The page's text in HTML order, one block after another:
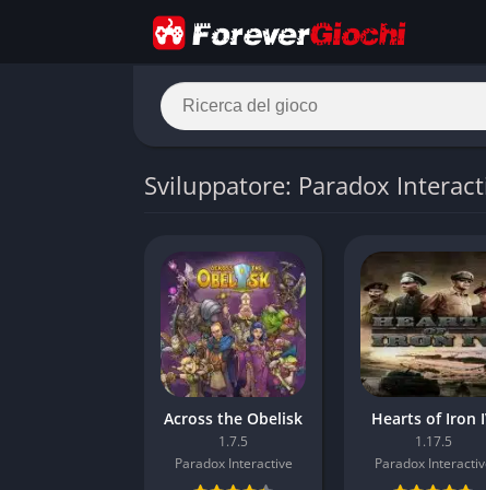
Sviluppatore: Paradox
Across the Obelisk
1.7.5
Paradox Interactive
Hearts of Iron
1.17.5
Paradox